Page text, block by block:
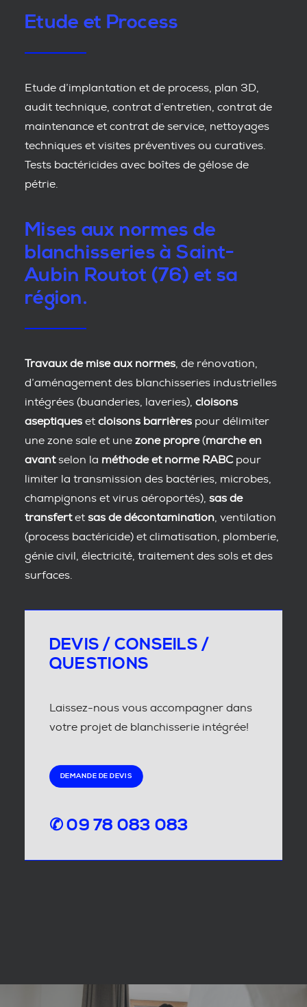
Etude et Process
Etude d’implantation et de process, plan 3D,
audit technique, contrat d’entretien, contrat de
maintenance et contrat de service, nettoyages
techniques et visites préventives ou curatives.
Tests bactéricides avec boîtes de gélose de
pétrie.
Mises aux normes de
blanchisseries à Saint-
Aubin Routot (76) et sa
région.
Travaux de mise aux normes , de rénovation,
d’aménagement des blanchisseries industrielles
intégrées (buanderies, laveries), cloisons
aseptiques et cloisons barrières pour délimiter
une zone sale et une zone propre(marche en
avantselon la méthode et norme RABCpour
limiter la transmission des bactéries, microbes,
champignons et virus aéroportés), sas de
transfertet sas de décontamination , ventilation
(process bactéricide) et climatisation, plomberie,
génie civil, électricité, traitement des sols et des
surfaces.
DEVIS / CONSEILS /
QUESTIONS
Laissez-nous vous accompagner dans
votre projet de blanchisserie intégrée!
DEMANDE DE DEVIS
✆ 09 78 083 083